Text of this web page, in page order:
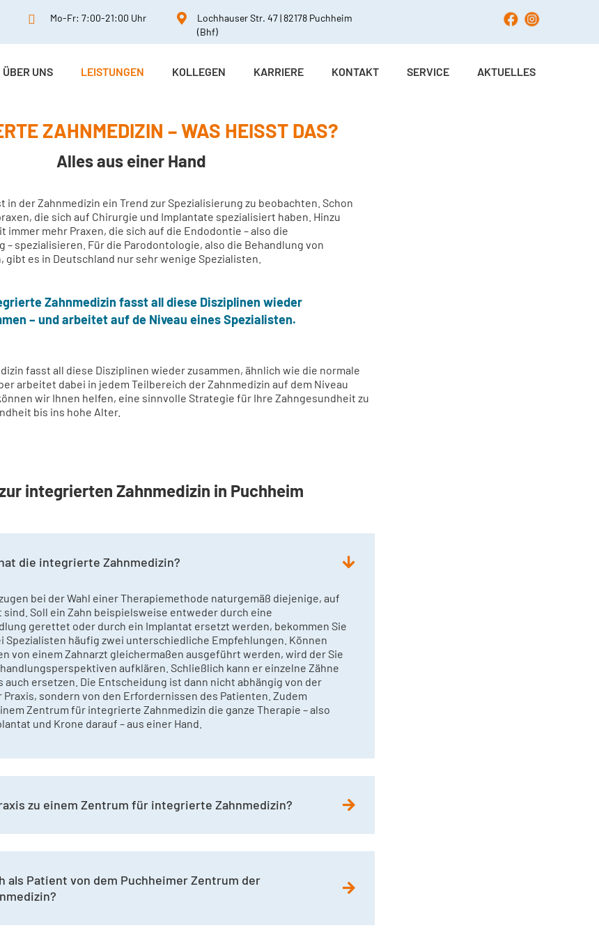
 Mo-Fr: 7:00-21:00 Uhr 
Lochhauser Str. 47 | 82178 Puchheim
(Bhf)
ÜBER UNS LEISTUNGEN KOLLEGEN KARRIERE KONTAKT SERVICE AKTUELLES
ZAHNMEDIZIN – WAS HEISST DAS?
Alles aus einer Hand
in der Zahnmedizin ein Trend zur Spezialisierung zu beobachten. Schon
die sich auf Chirurgie und Implantate spezialisiert haben. Hinzu
immer mehr Praxen, die sich auf die Endodontie – also die
– spezialisieren. Für die Parodontologie, also die Behandlung von
es in Deutschland nur sehr wenige Spezialisten.
Zahnmedizin fasst all diese Disziplinen wieder
– und arbeitet auf de Niveau eines Spezialisten.
fasst all diese Disziplinen wieder zusammen, ähnlich wie die normale
arbeitet dabei in jedem Teilbereich der Zahnmedizin auf dem Niveau
wir Ihnen helfen, eine sinnvolle Strategie für Ihre Zahngesundheit zu
bis ins hohe Alter.
zur integrierten Zahnmedizin in Puchheim
die integrierte Zahnmedizin?
bei der Wahl einer Therapiemethode naturgemäß diejenige, auf
Soll ein Zahn beispielsweise entweder durch eine
gerettet oder durch ein Implantat ersetzt werden, bekommen Sie
Spezialisten häufig zwei unterschiedliche Empfehlungen. Können
von einem Zahnarzt gleichermaßen ausgeführt werden, wird der Sie
aufklären. Schließlich kann er einzelne Zähne
auch ersetzen. Die Entscheidung ist dann nicht abhängig von der
sondern von den Erfordernissen des Patienten. Zudem
Zentrum für integrierte Zahnmedizin die ganze Therapie – also
und Krone darauf – aus einer Hand.
zu einem Zentrum für integrierte Zahnmedizin?
als Patient von dem Puchheimer Zentrum der